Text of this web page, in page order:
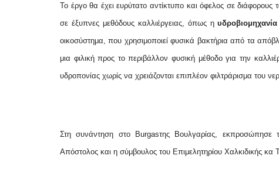
Το έργο θα έχει ευρύτατο αντίκτυπο και όφελος σε
σε έξυπνες μεθόδους καλλιέργειας, όπως ηυδροβιομηχανία
οικοσύστημα, που χρησιμοποιεί φυσικά βακτήρια από τα
μια φιλική προς το περιβάλλον φυσική μέθοδο για την
υδροπονίας χωρίς να χρειάζονται επιπλέον φιλτράρισμα του
Στη συνάντηση στο Burgasτης Βουλγαρίας, εκπροσώπησε
Απόστολος και η σύμβουλος του Επιμελητηρίου Χαλκιδικής